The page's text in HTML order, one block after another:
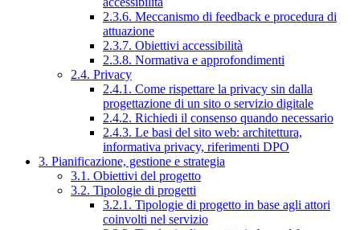
2.3.6. Meccanismo di feedback e procedura di
attuazione
2.3.7. Obiettivi accessibilità
2.3.8. Normativa e approfondimenti
2.4. Privacy
2.4.1. Come rispettare la privacy sin dalla
progettazione di un sito o servizio digitale
2.4.2. Richiedi il consenso quando necessario
2.4.3. Le basi del sito web: architettura,
informativa privacy, riferimenti DPO
3. Pianificazione, gestione e strategia
3.1. Obiettivi del progetto
3.2. Tipologie di progetti
3.2.1. Tipologie di progetto in base agli attori
coinvolti nel servizio